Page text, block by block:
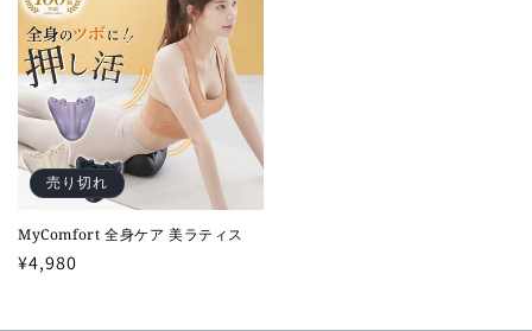
格
売り切れ
MyComfort 全身ケア 美ラティス
通
¥4,980